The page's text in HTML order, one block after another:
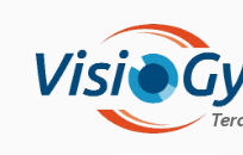
contenido